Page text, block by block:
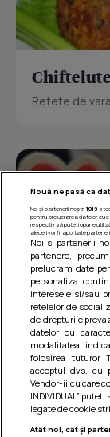
Retete de
Barcute
Un deliciu
Nouă ne pasă ca
Noi și partenerii noștri 1019
pentru prelucrarea datelor cu
respectiv vă puteți opune
alegeri vor fi raportate
Noi si partenerii
partenere,
prelucram date
personaliza
interesele si/sau
retelelor de
de drepturile
datelor cu
modalitatea
folosirea tuturor
acceptul dvs. cu
Vendor-ii cu care
INDIVIDUAL”
legate de cookie
Atât noi, cât și